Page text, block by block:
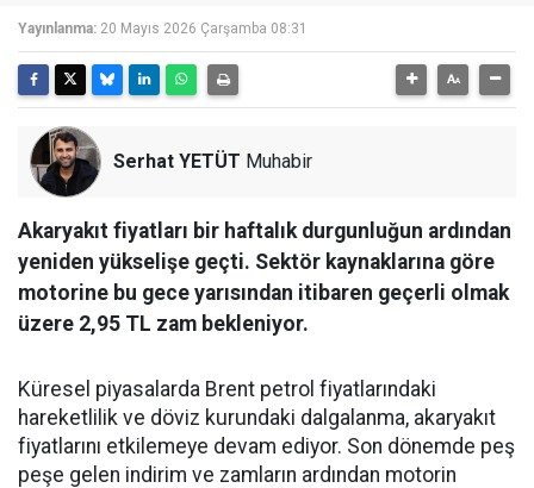
Yayınlanma: 20 Mayıs 2026 Çarşamba 08:31
Serhat YETÜT Muhabir
Akaryakıt fiyatları bir haftalık durgunluğun ardından
yeniden yükselişe geçti. Sektör kaynaklarına göre
motorine bu gece yarısından itibaren geçerli olmak
üzere 2,95 TL zam bekleniyor.
Küresel piyasalarda Brent petrol fiyatlarındaki
hareketlilik ve döviz kurundaki dalgalanma, akaryakıt
fiyatlarını etkilemeye devam ediyor. Son dönemde peş
peşe gelen indirim ve zamların ardından motorin